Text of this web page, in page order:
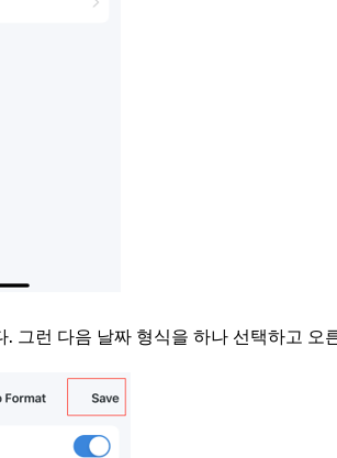
. 그런 다음 날짜 형식을 하나 선택하고 오